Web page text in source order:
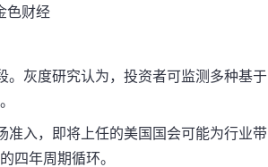
色财经
。灰度研究认为，投资者可监测多种基于
准入，即将上任的美国国会可能为行业带
四年周期循环。